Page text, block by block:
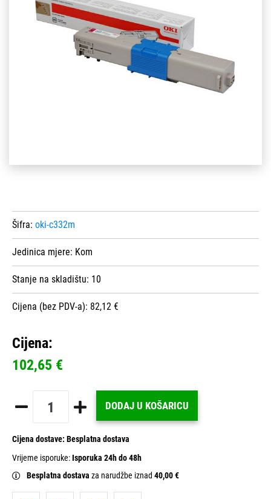
Šifra: oki-c332m
Jedinica mjere: Kom
Stanje na skladištu: 10
Cijena (bez PDV-a): 82,12 €
Cijena:
102,65 €
DODAJ U KOŠARICU
Cijena dostave: Besplatna dostava
Vrijeme isporuke:Isporuka 24h do 48h
Besplatna dostava za narudžbe iznad 40,00 €